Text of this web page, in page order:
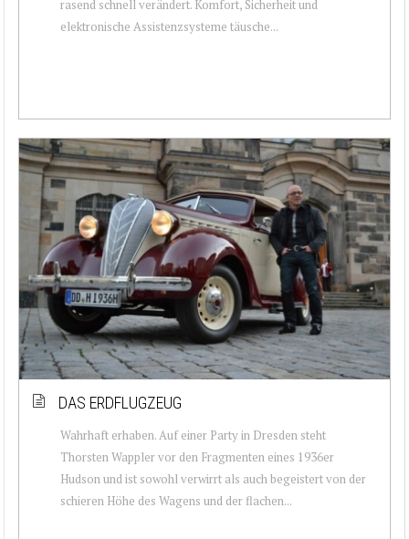
rasend schnell verändert. Komfort, Sicherheit und
elektronische Assistenzsysteme täusche...
DAS ERDFLUGZEUG
Wahrhaft erhaben. Auf einer Party in Dresden steht
Thorsten Wappler vor den Fragmenten eines 1936er
Hudson und ist sowohl verwirrt als auch begeistert von der
schieren Höhe des Wagens und der flachen...